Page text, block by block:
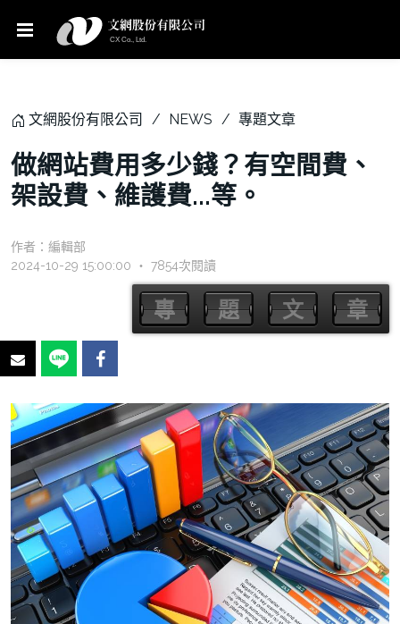
文網股份有限公司 NEWS 專題文章
做網站費用多少錢？有空間費、
架設費、維護費...等。
作者： 編輯部
2024-10-29 15:00:00 ‧ 7854次閱讀
專
專
題
題
文
文
章
章